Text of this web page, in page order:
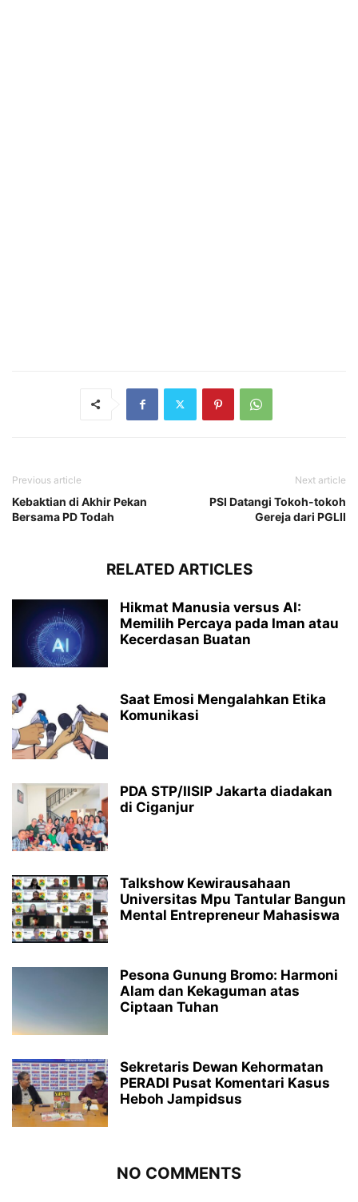
Previous article
Kebaktian di Akhir Pekan
Bersama PD Todah
Next article
PSI Datangi Tokoh-tokoh
Gereja dari PGLII
RELATED ARTICLES
Hikmat Manusia versus AI:
Memilih Percaya pada Iman atau
Kecerdasan Buatan
Saat Emosi Mengalahkan Etika
Komunikasi
PDA STP/IISIP Jakarta diadakan
di Ciganjur
Talkshow Kewirausahaan
Universitas Mpu Tantular Bangun
Mental Entrepreneur Mahasiswa
Pesona Gunung Bromo: Harmoni
Alam dan Kekaguman atas
Ciptaan Tuhan
Sekretaris Dewan Kehormatan
PERADI Pusat Komentari Kasus
Heboh Jampidsus
NO COMMENTS